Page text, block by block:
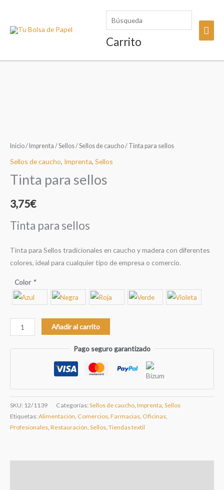
contenido
Carrito
Inicio/ Imprenta /Sellos/Sellos de caucho/ Tinta para sellos
Sellos de caucho, Imprenta, Sellos
Tinta para sellos
3,75€
Tinta para sellos
Tinta para Sellos tradicionales en caucho y madera con diferentes
colores, ideal para cualquier tipo de empresa o comercio.
Color *
Tinta
para
sellos
Añadir al carrito
Pago seguro garantizado
SKU: 12/1139 Categorías: Sellos de caucho, Imprenta, Sellos
Etiquetas: Alimentación, Comercios, Farmacias, Oficinas,
Profesionales, Restauración, Sellos, Tiendas textil